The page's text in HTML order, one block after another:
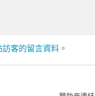
訪客的留言資料 。